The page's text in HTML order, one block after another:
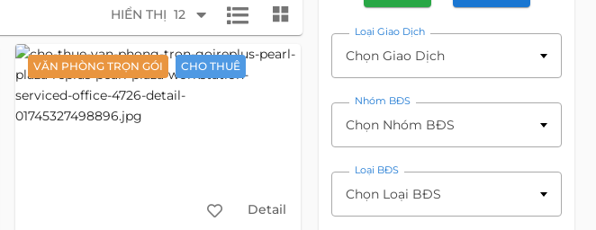
HIỂN THỊ 12
VĂN PHÒNG TRỌN GÓI CHO THUÊ
Detail
Loại Giao Dịch
Chọn Giao Dịch
Nhóm BĐS
Chọn Nhóm BĐS
Loại BĐS
Chọn Loại BĐS